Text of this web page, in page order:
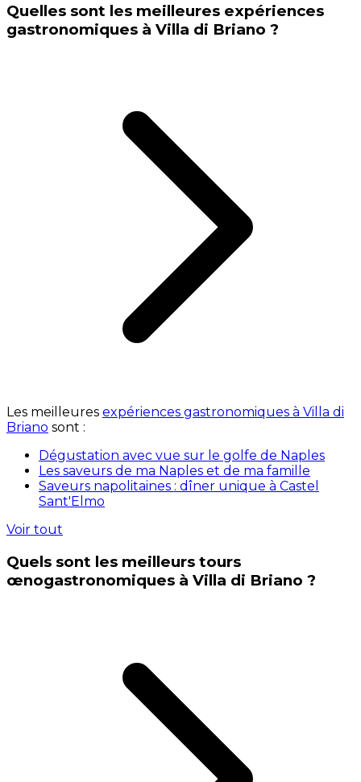
Quelles sont les meilleures expériences
gastronomiques à Villa di Briano ?
Les meilleures expériences gastronomiques à Villa di
Briano sont :
Dégustation avec vue sur le golfe de Naples
Les saveurs de ma Naples et de ma famille
Saveurs napolitaines : dîner unique à Castel
Sant'Elmo
Voir tout
Quels sont les meilleurs tours
œnogastronomiques à Villa di Briano ?